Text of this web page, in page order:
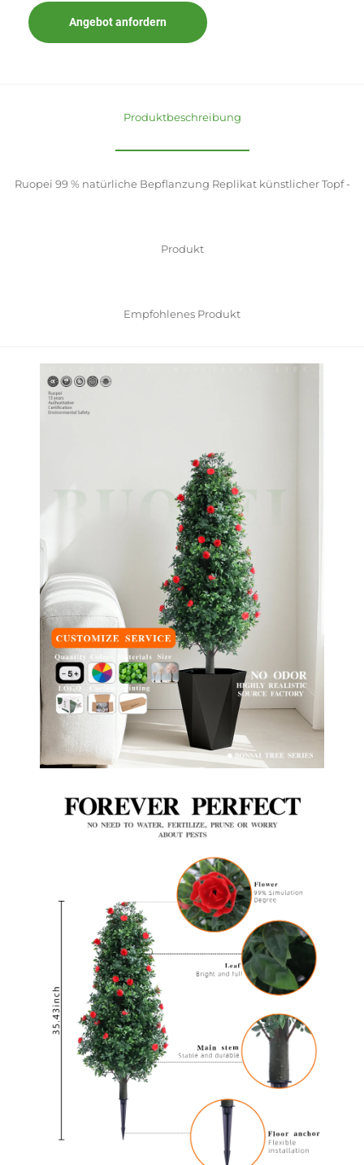
Angebot anfordern
Produktbeschreibung
Ruopei 99 % natürliche Bepflanzung Replikat künstlicher Topf -
Produkt
Empfohlenes Produkt